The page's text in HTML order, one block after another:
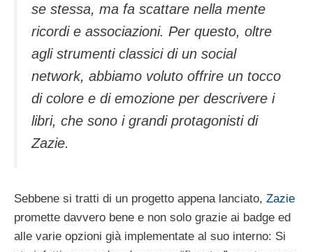
se stessa, ma fa scattare nella mente
ricordi e associazioni. Per questo, oltre
agli strumenti classici di un social
network, abbiamo voluto offrire un tocco
di colore e di emozione per descrivere i
libri, che sono i grandi protagonisti di
Zazie.
Sebbene si tratti di un progetto appena lanciato, Zazie
promette davvero bene e non solo grazie ai badge ed
alle varie opzioni già implementate al suo interno: Si